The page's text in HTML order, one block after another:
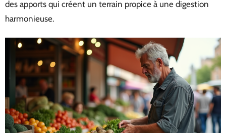
des apports qui créent un terrain propice à une digestion
harmonieuse.